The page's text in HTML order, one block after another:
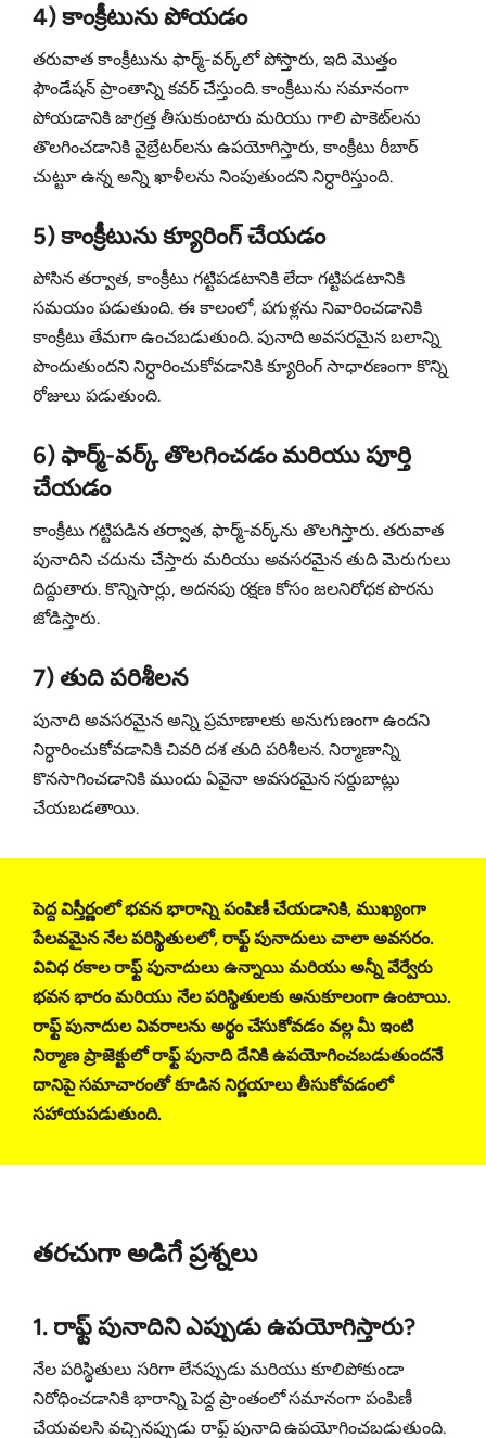
4) కాంక్రీటును పోయడం
తరువాత కాంక్రీటును ఫార్మ్‌-వర్క్‌లో పోస్తారు, ఇది మొత్తం
ఫౌండేషన్ ప్రాంతాన్ని కవర్ చేస్తుంది. కాంక్రీటును సమానంగా
పోయడానికి జాగ్రత్త తీసుకుంటారు మరియు గాలి పాకెట్‌లను
తొలగించడానికి వైబ్రేటర్‌లను ఉపయోగిస్తారు, కాంక్రీటు రీబార్
చుట్టూ ఉన్న అన్ని ఖాళీలను నింపుతుందని నిర్ధారిస్తుంది.
5) కాంక్రీటును క్యూరింగ్ చేయడం
పోసిన తర్వాత, కాంక్రీటు గట్టిపడటానికి లేదా గట్టిపడటానికి
సమయం పడుతుంది. ఈ కాలంలో, పగుళ్లను నివారించడానికి
కాంక్రీటు తేమగా ఉంచబడుతుంది. పునాది అవసరమైన బలాన్ని
పొందుతుందని నిర్ధారించుకోవడానికి క్యూరింగ్ సాధారణంగా కొన్ని
రోజులు పడుతుంది.
6) ఫార్మ్‌-వర్క్ తొలగించడం మరియు పూర్తి
చేయడం
కాంక్రీటు గట్టిపడిన తర్వాత, ఫార్మ్‌-వర్క్‌ను తొలగిస్తారు. తరువాత
పునాదిని చదును చేస్తారు మరియు అవసరమైన తుది మెరుగులు
దిద్దుతారు. కొన్నిసార్లు, అదనపు రక్షణ కోసం జలనిరోధక పొరను
జోడిస్తారు.
7) తుది పరిశీలన
పునాది అవసరమైన అన్ని ప్రమాణాలకు అనుగుణంగా ఉందని
నిర్ధారించుకోవడానికి చివరి దశ తుది పరిశీలన. నిర్మాణాన్ని
కొనసాగించడానికి ముందు ఏవైనా అవసరమైన సర్దుబాట్లు
చేయబడతాయి.
పెద్ద విస్తీర్ణంలో భవన భారాన్ని పంపిణీ చేయడానికి, ముఖ్యంగా
పేలవమైన నేల పరిస్థితులలో, రాఫ్ట్ పునాదులు చాలా అవసరం.
వివిధ రకాల రాఫ్ట్ పునాదులు ఉన్నాయి మరియు అన్నీ వేర్వేరు
భవన భారం మరియు నేల పరిస్థితులకు అనుకూలంగా ఉంటాయి.
రాఫ్ట్ పునాదుల వివరాలను అర్థం చేసుకోవడం వల్ల మీ ఇంటి
నిర్మాణ ప్రాజెక్టులో రాఫ్ట్ పునాది దేనికి ఉపయోగించబడుతుందనే
దానిపై సమాచారంతో కూడిన నిర్ణయాలు తీసుకోవడంలో
సహాయపడుతుంది.
తరచుగా అడిగే ప్రశ్నలు
1. రాఫ్ట్ పునాదిని ఎప్పుడు ఉపయోగిస్తారు?
నేల పరిస్థితులు సరిగా లేనప్పుడు మరియు కూలిపోకుండా
నిరోధించడానికి భారాన్ని పెద్ద ప్రాంతంలో సమానంగా పంపిణీ
చేయవలసి వచ్చినప్పుడు రాఫ్ట్ పునాది ఉపయోగించబడుతుంది.